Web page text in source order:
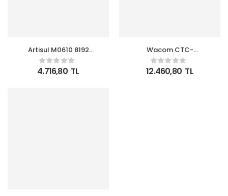
Artisul M0610 8192
Kademe 8 Tuş A5+
Siyah Grafik Tablet
UCM0610
4.716,80 TL
Wacom CTC-
6110WLW1B One Tablet
Medium Grafik Tablet
12.460,80 TL